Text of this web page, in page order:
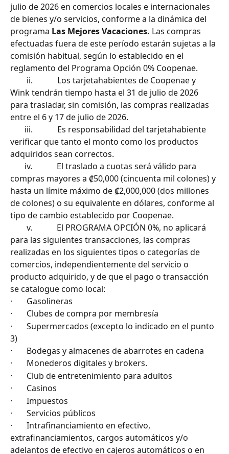
julio de 2026 en comercios locales e internacionales
de bienes y/o servicios, conforme a la dinámica del
programa Las Mejores Vacaciones. Las compras
efectuadas fuera de este período estarán sujetas a la
comisión habitual, según lo establecido en el
reglamento del Programa Opción 0% Coopenae.
Wink tendrán tiempo hasta el 31 de julio de 2026
para trasladar, sin comisión, las compras realizadas
entre el 6 y 17 de julio de 2026.
verificar que tanto el monto como los productos
adquiridos sean correctos.
compras mayores a ₡50,000 (cincuenta mil colones) y
hasta un límite máximo de ₡2,000,000 (dos millones
de colones) o su equivalente en dólares, conforme al
tipo de cambio establecido por Coopenae.
para las siguientes transacciones, las compras
realizadas en los siguientes tipos o categorías de
comercios, independientemente del servicio o
producto adquirido, y de que el pago o transacción
se catalogue como local:
·       Gasolineras
·       Clubes de compra por membresía
·       Supermercados (excepto lo indicado en el punto
3)
·       Bodegas y almacenes de abarrotes en cadena
·       Monederos digitales y brokers.
·       Club de entretenimiento para adultos
·       Casinos
·       Impuestos
·       Servicios públicos
·       Intrafinanciamiento en efectivo,
extrafinanciamientos, cargos automáticos y/o
adelantos de efectivo en cajeros automáticos o en